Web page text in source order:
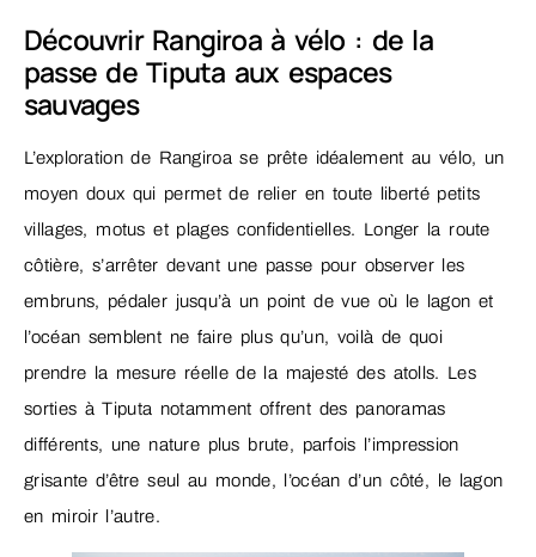
Découvrir Rangiroa à vélo : de la
passe de Tiputa aux espaces
sauvages
L’exploration de Rangiroa se prête idéalement au vélo, un
moyen doux qui permet de relier en toute liberté petits
villages, motus et plages confidentielles. Longer la route
côtière, s’arrêter devant une passe pour observer les
embruns, pédaler jusqu’à un point de vue où le lagon et
l’océan semblent ne faire plus qu’un, voilà de quoi
prendre la mesure réelle de la majesté des atolls. Les
sorties à Tiputa notamment offrent des panoramas
différents, une nature plus brute, parfois l’impression
grisante d’être seul au monde, l’océan d’un côté, le lagon
en miroir l’autre.